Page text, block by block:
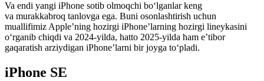
Va endi yangi iPhone sotib olmoqchi boʻlganlar keng
va murakkabroq tanlovga ega. Buni osonlashtirish uchun
muallifimiz Apple’ning hozirgi iPhone’larning hozirgi lineykasini
oʻrganib chiqdi va 2024-yilda, hatto 2025-yilda ham e’tibor
gaqaratish arziydigan iPhone’larni bir joyga toʻpladi.
iPhone SE